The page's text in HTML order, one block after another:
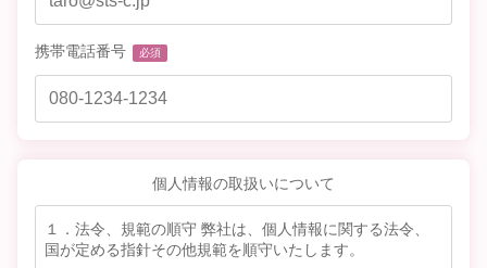
携帯電話番号 必須
個人情報の取扱いについて
１．法令、規範の順守 弊社は、個人情報に関する法令、
国が定める指針その他規範を順守いたします。